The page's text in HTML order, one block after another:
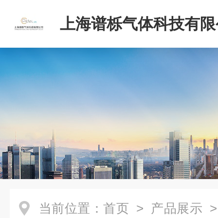
上海谱栎气体科技有
当前位置： 首页 > 产品展示